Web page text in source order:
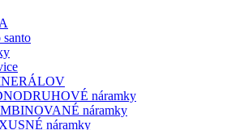
santo
náramky
náramky
náramky